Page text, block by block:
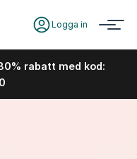
Logga in
rabatt med kod: